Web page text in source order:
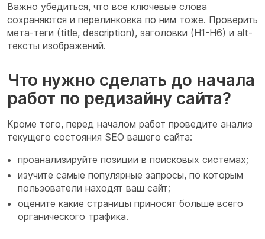
Важно убедиться, что все ключевые слова
сохраняются и перелинковка по ним тоже. Проверить
мета-теги (title, description), заголовки (H1-H6) и alt-
тексты изображений.
Что нужно сделать до начала
работ по редизайну сайта?
Кроме того, перед началом работ проведите анализ
текущего состояния SEO вашего сайта:
проанализируйте позиции в поисковых системах;
изучите самые популярные запросы, по которым
пользователи находят ваш сайт;
оцените какие страницы приносят больше всего
органического трафика.